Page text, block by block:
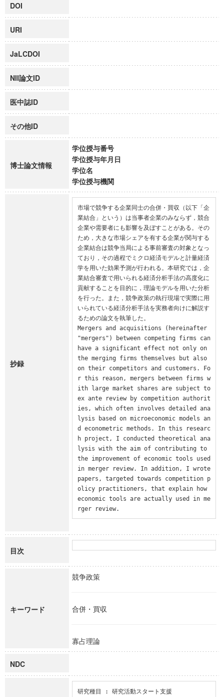
DOI
URI
JaLCDOI
NII論文ID
医中誌ID
その他ID
博士論文情報
学位授与番号
学位授与年月日
学位名
学位授与機関
抄録
市場で競争する企業同士の合併・買収（以下「企
業結合」という）は当事者企業のみならず，競合
企業や需要者にも影響を及ぼすことがある。その
ため，大きな市場シェアを有する企業が関与する
企業結合は競争当局による事前審査の対象となっ
ており，その過程でミクロ経済モデルと計量経済
学を用いた効果予測が行われる。本研究では，企
業結合審査で用いられる経済分析手法の高度化に
貢献することを目的に，理論モデルを用いた分析
を行った。また，競争政策の執行現場で実際に用
いられている経済分析手法を実務者向けに解説す
るための論文を執筆した。
Mergers and acquisitions (hereinafter
"mergers") between competing firms can
have a significant effect not only on
the merging firms themselves but also
on their competitors and customers. Fo
r this reason, mergers between firms w
ith large market shares are subject to
ex ante review by competition authorit
ies, which often involves detailed ana
lysis based on microeconomic models an
d econometric methods. In this researc
h project, I conducted theoretical ana
lysis with the aim of contributing to
the improvement of economic tools used
in merger review. In addition, I wrote
papers, targeted towards competition p
olicy practitioners, that explain how
economic tools are actually used in me
rger review.
目次
キーワード
競争政策
合併・買収
寡占理論
NDC
研究種目 : 研究活動スタート支援